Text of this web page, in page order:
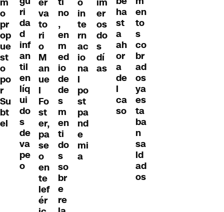
o
pr
op
ue
st
o
po
r
Su
bt
el
ri
da
d
inf
an
til
en
líq
ui
do
s
de
va
pe
o
va
to
ri
o
M
an
ue
l
Fo
st
er,
pa
se
o
en
te
lef
ér
no
,
en
m
ed
io
de
de
s
m
en
ti
do
s
so
br
e
re
in
te
rn
ac
io
na
l
po
st
pa
nd
e
mi
a
er
os
do
s
dí
as
ha
st
a
ah
or
a
de
l
ca
so
en
to
s
co
br
ad
os
ya
es
ta
ba
n
sa
ld
ad
os